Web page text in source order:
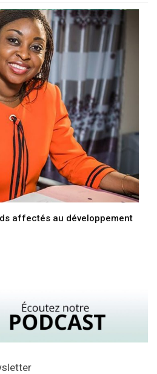
affectés au développement